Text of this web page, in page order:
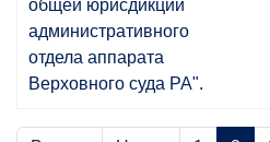
общей юрисдикции
административного
отдела аппарата
Верховного суда РА".